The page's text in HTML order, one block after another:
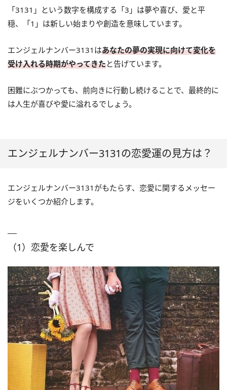
「3131」という数字を構成する「3」は夢や喜び、愛と平
穏、「1」は新しい始まりや創造を意味しています。
エンジェルナンバー3131はあなたの夢の実現に向けて変化を
受け入れる時期がやってきたと告げています。
困難にぶつかっても、前向きに行動し続けることで、最終的に
は人生が喜びや愛に溢れるでしょう。
エンジェルナンバー3131の恋愛運の見方は？
エンジェルナンバー3131がもたらす、恋愛に関するメッセー
ジをいくつか紹介します。
（1）恋愛を楽しんで